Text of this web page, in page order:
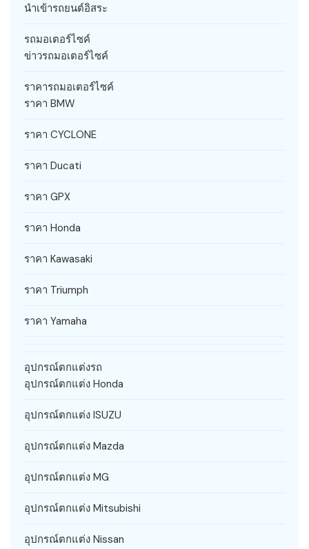
นำเข้ารถยนต์อิสระ
รถมอเตอร์ไซค์
ข่าวรถมอเตอร์ไซค์
ราคารถมอเตอร์ไซค์
ราคา BMW
ราคา CYCLONE
ราคา Ducati
ราคา GPX
ราคา Honda
ราคา Kawasaki
ราคา Triumph
ราคา Yamaha
อุปกรณ์ตกแต่งรถ
อุปกรณ์ตกแต่ง Honda
อุปกรณ์ตกแต่ง ISUZU
อุปกรณ์ตกแต่ง Mazda
อุปกรณ์ตกแต่ง MG
อุปกรณ์ตกแต่ง Mitsubishi
อุปกรณ์ตกแต่ง Nissan